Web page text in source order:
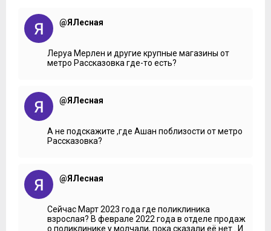
@ЯЛесная
Леруа Мерлен и другие крупные магазины от
метро Рассказовка где-то есть?
@ЯЛесная
А не подскажите ,где Ашан поблизости от метро
Рассказовка?
@ЯЛесная
Сейчас Март 2023 года где поликлиника
взрослая? В феврале 2022 года в отделе продаж
о поликлинике у молчали, пока сказали её нет . И